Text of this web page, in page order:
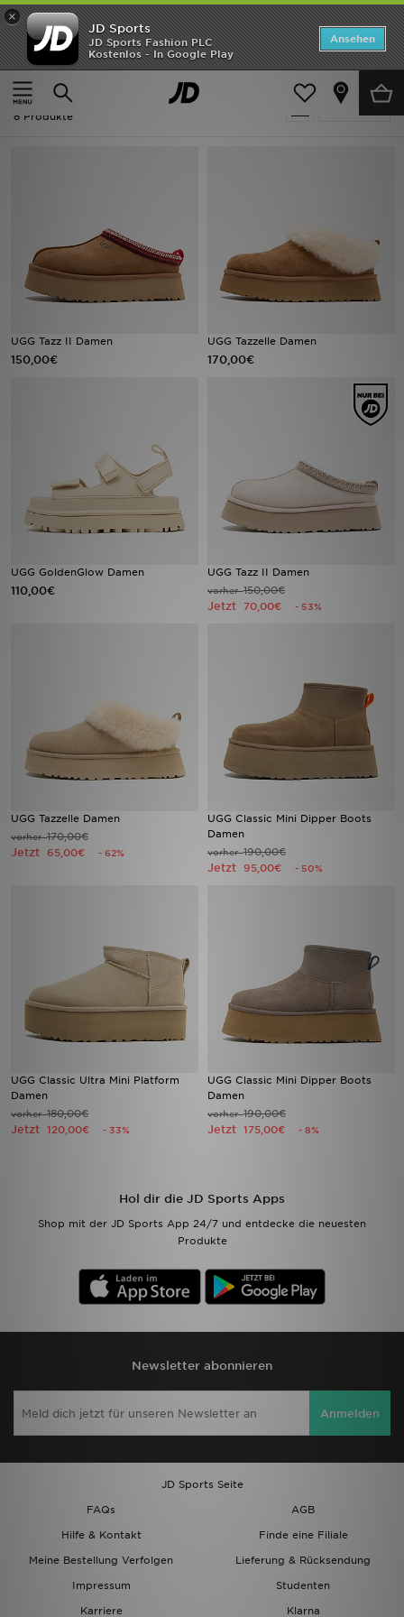
×
JD Sports
JD Sports Fashion PLC
Kostenlos - In Google Play
Ansehen
Home
Frauen
Verfeinern
Frauen - Ugg Platform
8 Produkte
UGG Tazz II Damen
150,00€
UGG Tazzelle Damen
170,00€
UGG GoldenGlow Damen
110,00€
UGG Tazz II Damen
vorher150,00€
Jetzt 70,00€ - 53%
UGG Tazzelle Damen
vorher170,00€
Jetzt 65,00€ - 62%
UGG Classic Mini Dipper Boots
Damen
vorher190,00€
Jetzt 95,00€ - 50%
UGG Classic Ultra Mini Platform
Damen
vorher180,00€
Jetzt 120,00€ - 33%
UGG Classic Mini Dipper Boots
Damen
vorher190,00€
Jetzt 175,00€ - 8%
Hol dir die JD Sports Apps
Shop mit der JD Sports App 24/7 und entdecke die neuesten
Produkte
Newsletter abonnieren
Anmelden
JD Sports Seite
FAQs
AGB
Hilfe & Kontakt
Finde eine Filiale
Meine Bestellung Verfolgen
Lieferung & Rücksendung
Impressum
Studenten
Karriere
Klarna
ANGEBOTE
Neuheiten
Herren
Marken
Sport
Mein JD
Hilfe & Kontakt
Geschenkgutschein